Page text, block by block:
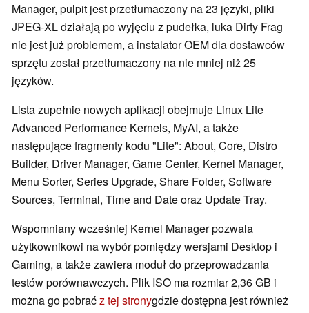
Manager, pulpit jest przetłumaczony na 23 języki, pliki
JPEG-XL działają po wyjęciu z pudełka, luka Dirty Frag
nie jest już problemem, a instalator OEM dla dostawców
sprzętu został przetłumaczony na nie mniej niż 25
języków.
Lista zupełnie nowych aplikacji obejmuje Linux Lite
Advanced Performance Kernels, MyAI, a także
następujące fragmenty kodu "Lite": About, Core, Distro
Builder, Driver Manager, Game Center, Kernel Manager,
Menu Sorter, Series Upgrade, Share Folder, Software
Sources, Terminal, Time and Date oraz Update Tray.
Wspomniany wcześniej Kernel Manager pozwala
użytkownikowi na wybór pomiędzy wersjami Desktop i
Gaming, a także zawiera moduł do przeprowadzania
testów porównawczych. Plik ISO ma rozmiar 2,36 GB i
można go pobraćz tej stronygdzie dostępna jest również